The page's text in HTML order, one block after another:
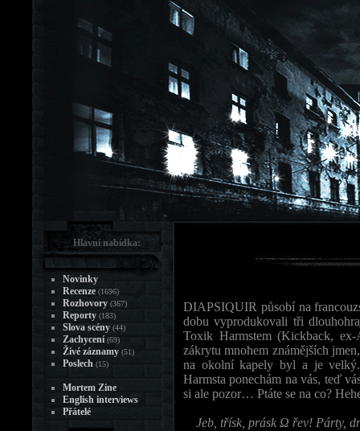
DIAPSIQUIR působí na
dobu vyprodukovali tři
Toxik Harmstem (Kickback,
zákrytu mnohem známějších
na okolní kapely byl a je
Harmsta ponechám na vás, teď
si ale pozor… Ptáte se na co?
Jeb, třísk, prásk Ω řev! Párty,
Hlavní nabídka:
Novinky
Recenze (1696)
Rozhovory (367)
Reporty (183)
Slova scény (44)
Zachycení (69)
Živé záznamy (51)
Poslech (15)
Mortem Zine
English interviews
Přátelé